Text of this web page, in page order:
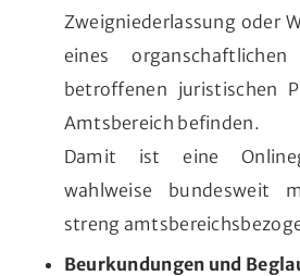
Zweigniederlassung oder
eines
betroffenen juristischen
Amtsbereich befinden.
Damit ist eine
wahlweise bundesweit
streng
Beurkundungen und